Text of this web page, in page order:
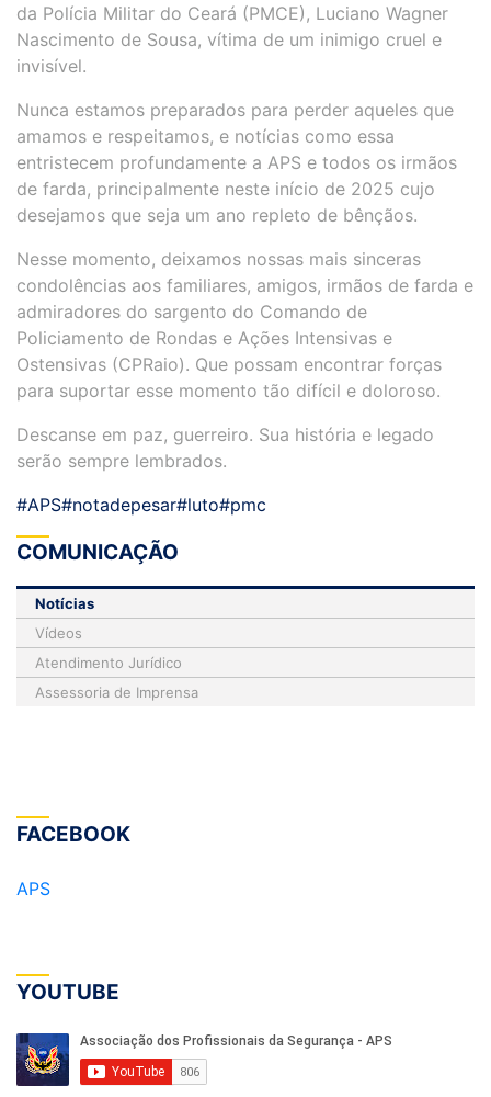
da Polícia Militar do Ceará (PMCE), Luciano Wagner
Nascimento de Sousa, vítima de um inimigo cruel e
invisível.
Nunca estamos preparados para perder aqueles que
amamos e respeitamos, e notícias como essa
entristecem profundamente a APS e todos os irmãos
de farda, principalmente neste início de 2025 cujo
desejamos que seja um ano repleto de bênçãos.
Nesse momento, deixamos nossas mais sinceras
condolências aos familiares, amigos, irmãos de farda e
admiradores do sargento do Comando de
Policiamento de Rondas e Ações Intensivas e
Ostensivas (CPRaio). Que possam encontrar forças
para suportar esse momento tão difícil e doloroso.
Descanse em paz, guerreiro. Sua história e legado
serão sempre lembrados.
#APS#notadepesar#luto#pmc
COMUNICAÇÃO
Notícias
Vídeos
Atendimento Jurídico
Assessoria de Imprensa
FACEBOOK
APS
YOUTUBE